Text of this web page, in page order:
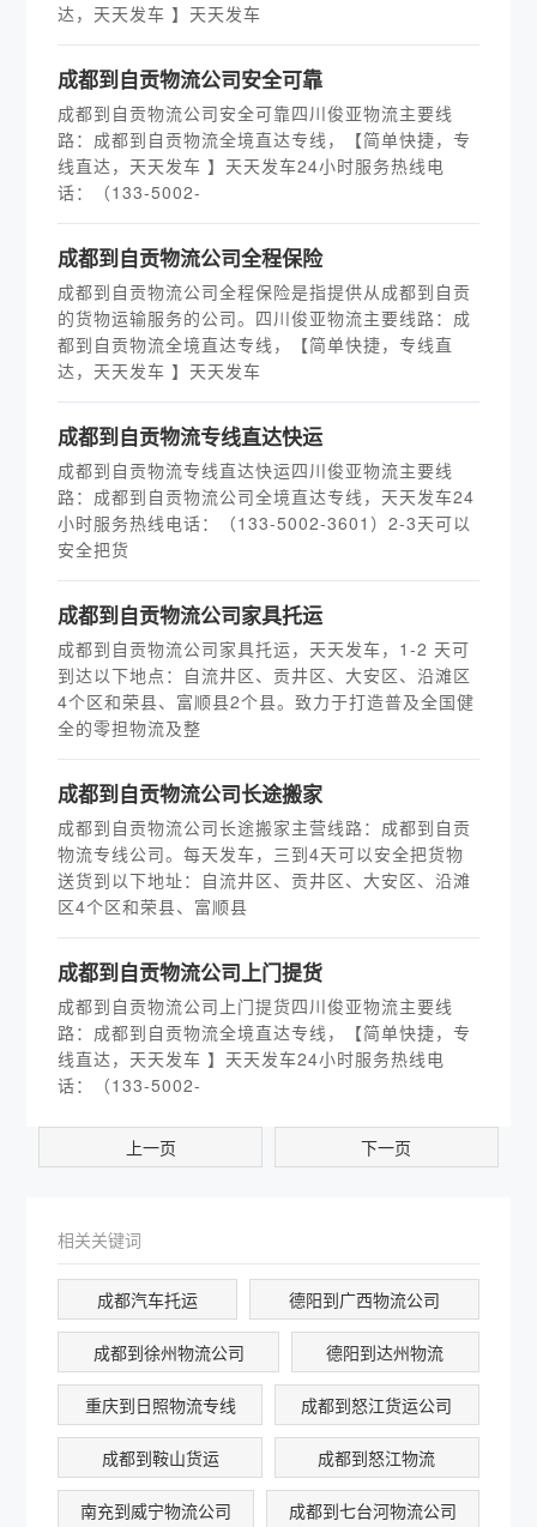
达，天天发车 】天天发车
成都到自贡物流公司安全可靠
成都到自贡物流公司安全可靠四川俊亚物流主要线
路：成都到自贡物流全境直达专线，【简单快捷，专
线直达，天天发车 】天天发车24小时服务热线电
话：（133-5002-
​成都到自贡物流公司全程保险
成都到自贡物流公司全程保险是指提供从成都到自贡
的货物运输服务的公司。四川俊亚物流主要线路：成
都到自贡物流全境直达专线，【简单快捷，专线直
达，天天发车 】天天发车
成都到自贡物流专线直达快运
成都到自贡物流专线直达快运四川俊亚物流主要线
路：成都到自贡物流公司全境直达专线，天天发车24
小时服务热线电话：（133-5002-3601）2-3天可以
安全把货
​成都到自贡物流公司家具托运
成都到自贡物流公司家具托运，天天发车，1-2 天可
到达以下地点：自流井区、贡井区、大安区、沿滩区
4个区和荣县、富顺县2个县。致力于打造普及全国健
全的零担物流及整
​成都到自贡物流公司长途搬家
成都到自贡物流公司长途搬家主营线路：成都到自贡
物流专线公司。每天发车，三到4天可以安全把货物
送货到以下地址：自流井区、贡井区、大安区、沿滩
区4个区和荣县、富顺县
成都到自贡物流公司上门提货
成都到自贡物流公司上门提货四川俊亚物流主要线
路：成都到自贡物流全境直达专线，【简单快捷，专
线直达，天天发车 】天天发车24小时服务热线电
话：（133-5002-
上一页 下一页
相关关键词
成都汽车托运 德阳到广西物流公司
成都到徐州物流公司 德阳到达州物流
重庆到日照物流专线 成都到怒江货运公司
成都到鞍山货运 成都到怒江物流
南充到威宁物流公司 成都到七台河物流公司